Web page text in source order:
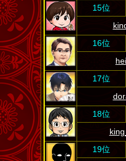
15位
16位
17位
18位
19位